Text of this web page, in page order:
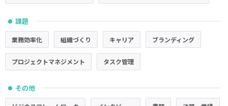
● 課題
業務効率化 組織づくり キャリア ブランディング
プロジェクトマネジメント タスク管理
● その他